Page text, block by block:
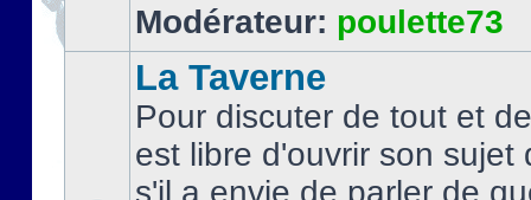
Modérateur: poulette73
La Taverne
Pour discuter de tout et
est libre d'ouvrir son sujet
s'il a envie de parler de